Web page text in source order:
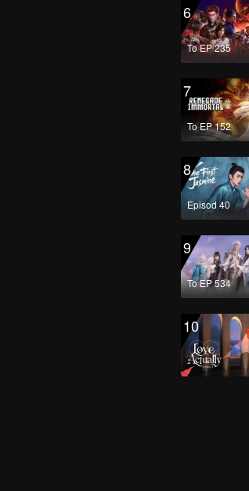
6
To EP 235
7
To EP 152
8
Episod 40
9
To EP 534
10